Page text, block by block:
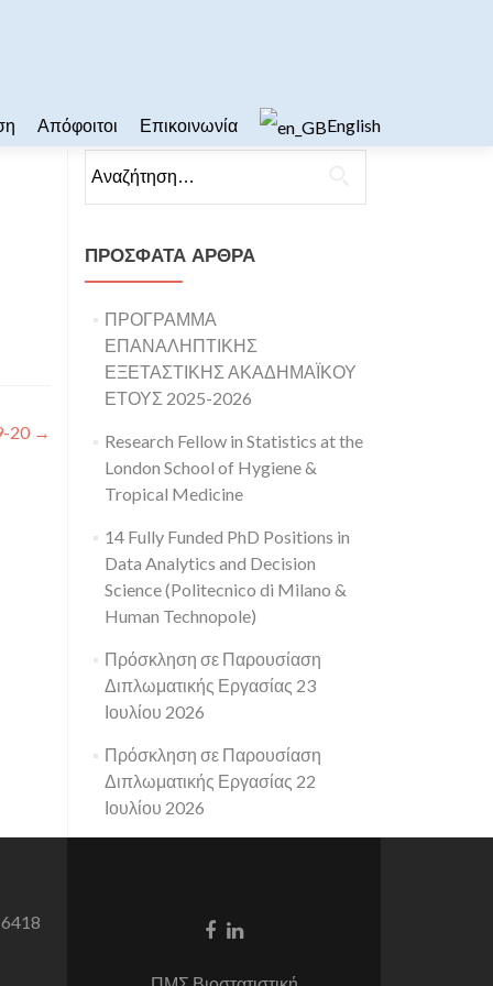
Απόφοιτοι Επικοινωνία English
20 →
ΠΡΌΣΦΑΤΑ ΆΡΘΡΑ
ΠΡΟΓΡΑΜΜΑ
ΕΠΑΝΑΛΗΠΤΙΚΗΣ
ΕΞΕΤΑΣΤΙΚΗΣ ΑΚΑΔΗΜΑΪΚΟΥ
ΕΤΟΥΣ 2025-2026
Research Fellow in Statistics at the
London School of Hygiene &
Tropical Medicine
14 Fully Funded PhD Positions in
Data Analytics and Decision
Science (Politecnico di Milano &
Human Technopole)
Πρόσκληση σε Παρουσίαση
Διπλωματικής Εργασίας 23
Ιουλίου 2026
Πρόσκληση σε Παρουσίαση
Διπλωματικής Εργασίας 22
Ιουλίου 2026
Facebook
Linkedin